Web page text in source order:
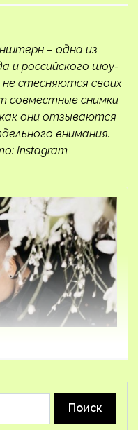
– одна из
и российского шоу-
стесняются своих
совместные снимки
они отзываются
внимания.
Instagram